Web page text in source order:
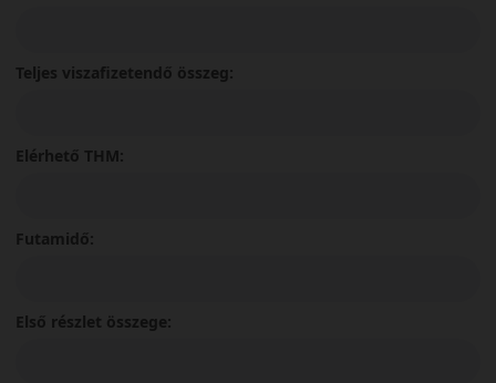
Teljes viszafizetendő összeg:
Elérhető THM:
Futamidő:
Első részlet összege: